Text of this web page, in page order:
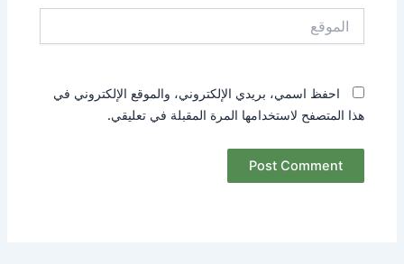
احفظ اسمي، بريدي الإلكتروني، والموقع الإلكتروني في
هذا المتصفح لاستخدامها المرة المقبلة في تعليقي.